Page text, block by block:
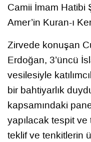
Camii İmam Hatibi
Amer’in Kuran-ı
Zirvede konuşan
Erdoğan, 3’üncü
vesilesiyle
bir bahtiyarlık
kapsamındaki
yapılacak tespit
teklif ve tenkitlerin